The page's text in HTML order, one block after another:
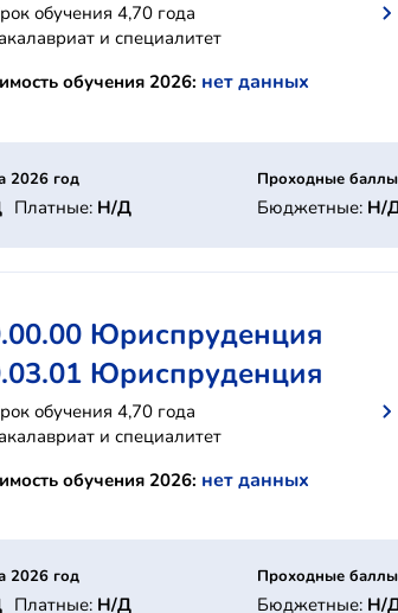
обучения 4,70 года
и специалитет
обучения 2026: нет данных
2026 год
Платные: Н/Д
Проходные
Бюджетные: Н/
Юриспруденция
Юриспруденция
обучения 4,70 года
и специалитет
обучения 2026: нет данных
2026 год
Платные: Н/Д
Проходные
Бюджетные: Н/